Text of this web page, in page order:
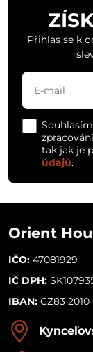
Přihlas se k
tak jak je
údajů.
Orient
IČO: 47081929
IČ DPH:
IBAN: CZ83